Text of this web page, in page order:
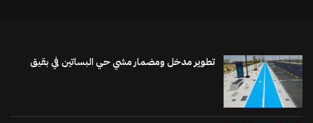
تطوير مدخل ومضمار مشي حي البساتين في بقيق